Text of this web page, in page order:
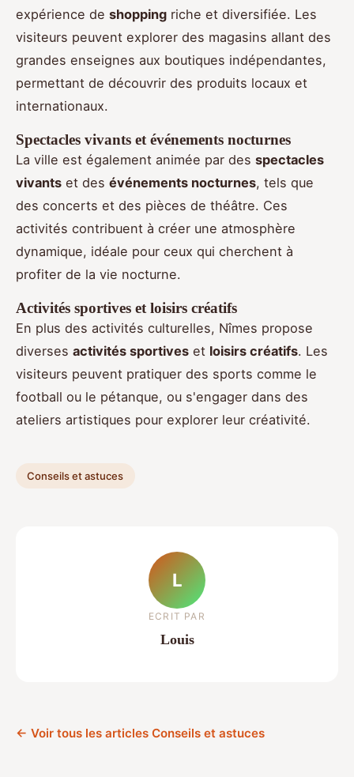
expérience de shopping riche et diversifiée. Les
visiteurs peuvent explorer des magasins allant des
grandes enseignes aux boutiques indépendantes,
permettant de découvrir des produits locaux et
internationaux.
Spectacles vivants et événements nocturnes
La ville est également animée par des spectacles
vivants et des événements nocturnes, tels que
des concerts et des pièces de théâtre. Ces
activités contribuent à créer une atmosphère
dynamique, idéale pour ceux qui cherchent à
profiter de la vie nocturne.
Activités sportives et loisirs créatifs
En plus des activités culturelles, Nîmes propose
diverses activités sportives et loisirs créatifs. Les
visiteurs peuvent pratiquer des sports comme le
football ou le pétanque, ou s'engager dans des
ateliers artistiques pour explorer leur créativité.
Conseils et astuces
L
ECRIT PAR
Louis
← Voir tous les articles Conseils et astuces